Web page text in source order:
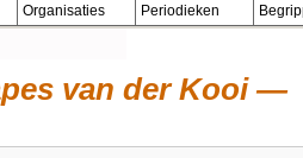
Organisaties Periodieken
van der Kooi